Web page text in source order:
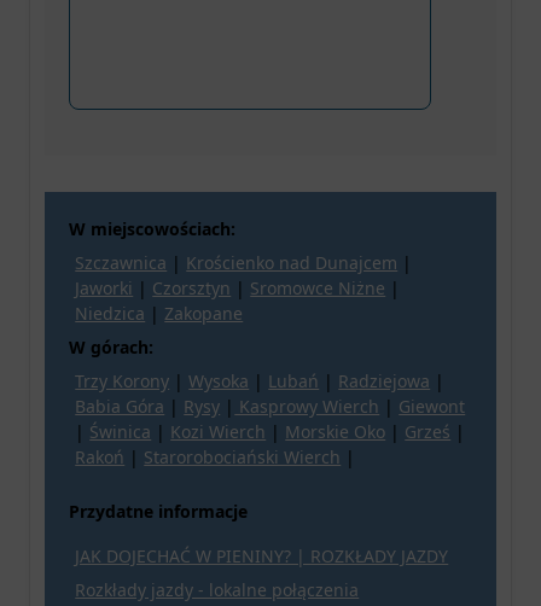
W miejscowościach:
Szczawnica | Krościenko nad Dunajcem |
Jaworki | Czorsztyn | Sromowce Niżne |
Niedzica | Zakopane
W górach:
Trzy Korony |Wysoka | Lubań | Radziejowa |
Babia Góra | Rysy | Kasprowy Wierch | Giewont
| Świnica | Kozi Wierch | Morskie Oko | Grześ |
Rakoń | Starorobociański Wierch |
Przydatne informacje
JAK DOJECHAĆ W PIENINY? | ROZKŁADY JAZDY
Rozkłady jazdy - lokalne połączenia